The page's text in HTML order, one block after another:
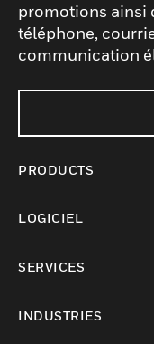
promotions ainsi
téléphone,
communication
PRODUCTS
LOGICIEL
SERVICES
INDUSTRIES